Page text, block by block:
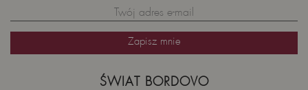
ŚWIAT BORDOVO